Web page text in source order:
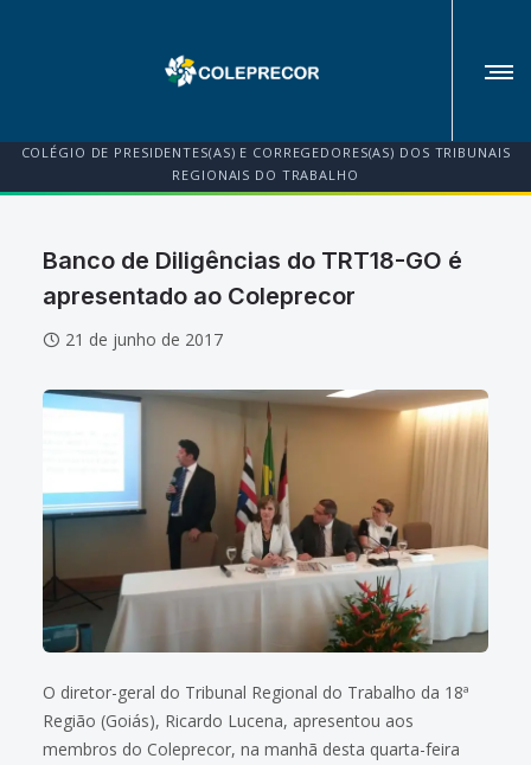
COLÉGIO DE PRESIDENTES(AS) E CORREGEDORES(AS) DOS TRIBUNAIS
REGIONAIS DO TRABALHO
Banco de Diligências do TRT18-GO é
apresentado ao Coleprecor
21 de junho de 2017
O diretor-geral do Tribunal Regional do Trabalho da 18ª
Região (Goiás), Ricardo Lucena, apresentou aos
membros do Coleprecor, na manhã desta quarta-feira